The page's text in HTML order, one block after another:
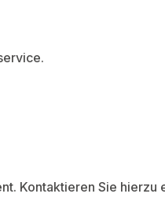
Kontaktieren Sie hierzu